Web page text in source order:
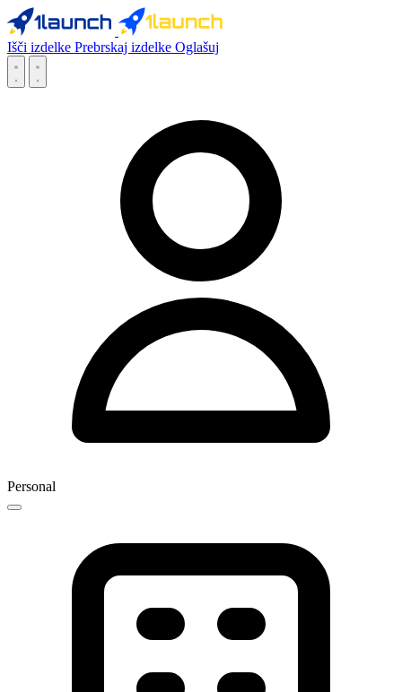
Išči izdelke Prebrskaj izdelke Oglašuj
Personal